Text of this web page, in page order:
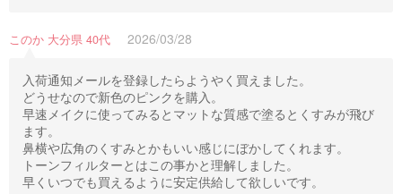
このか 大分県 40代 2026/03/28
入荷通知メールを登録したらようやく買えました。
どうせなので新色のピンクを購入。
早速メイクに使ってみるとマットな質感で塗るとくすみが飛び
ます。
鼻横や広角のくすみとかもいい感じにぼかしてくれます。
トーンフィルターとはこの事かと理解しました。
早くいつでも買えるように安定供給して欲しいです。